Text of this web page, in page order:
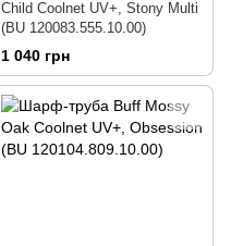
Child Coolnet UV+, Stony Multi
(BU 120083.555.10.00)
1 040 грн